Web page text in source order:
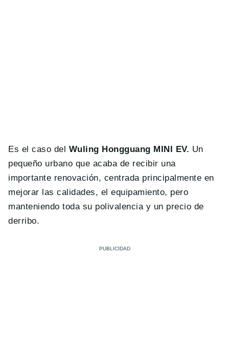
Es el caso del Wuling Hongguang MINI EV. Un
pequeño urbano que acaba de recibir una
importante renovación, centrada principalmente en
mejorar las calidades, el equipamiento, pero
manteniendo toda su polivalencia y un precio de
derribo.